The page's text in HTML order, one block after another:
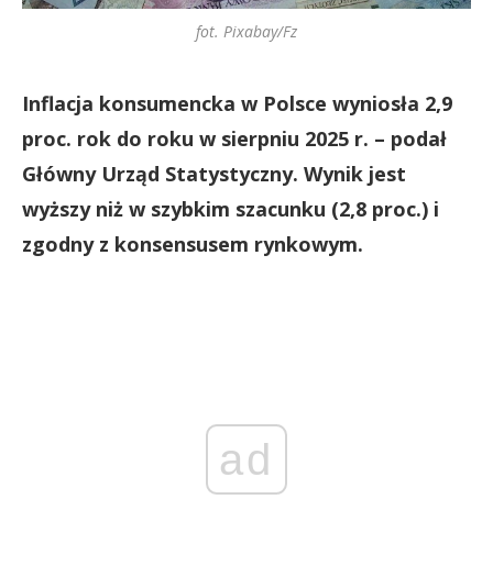
fot. Pixabay/Fz
Inflacja konsumencka w Polsce wyniosła 2,9
proc. rok do roku w sierpniu 2025 r. – podał
Główny Urząd Statystyczny. Wynik jest
wyższy niż w szybkim szacunku (2,8 proc.) i
zgodny z konsensusem rynkowym.
ad